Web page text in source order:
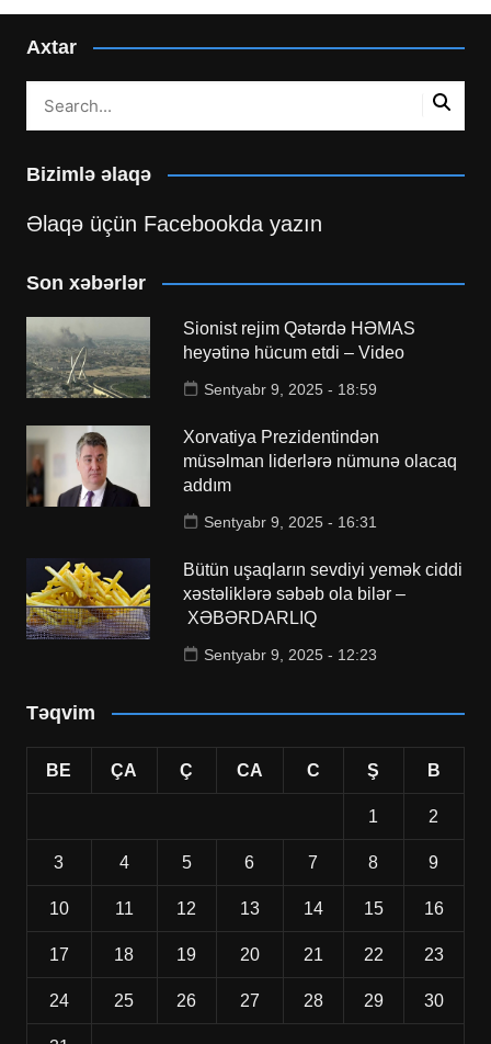
Axtar
Bizimlə əlaqə
Əlaqə üçün Facebookda yazın
Son xəbərlər
Sionist rejim Qətərdə HƏMAS
heyətinə hücum etdi – Video
Sentyabr 9, 2025 - 18:59
Xorvatiya Prezidentindən
müsəlman liderlərə nümunə olacaq
addım
Sentyabr 9, 2025 - 16:31
Bütün uşaqların sevdiyi yemək ciddi
xəstəliklərə səbəb ola bilər –
XƏBƏRDARLIQ
Sentyabr 9, 2025 - 12:23
Təqvim
BE ÇA Ç CA C Ş B
1 2
3 4 5 6 7 8 9
10 11 12 13 14 15 16
17 18 19 20 21 22 23
24 25 26 27 28 29 30